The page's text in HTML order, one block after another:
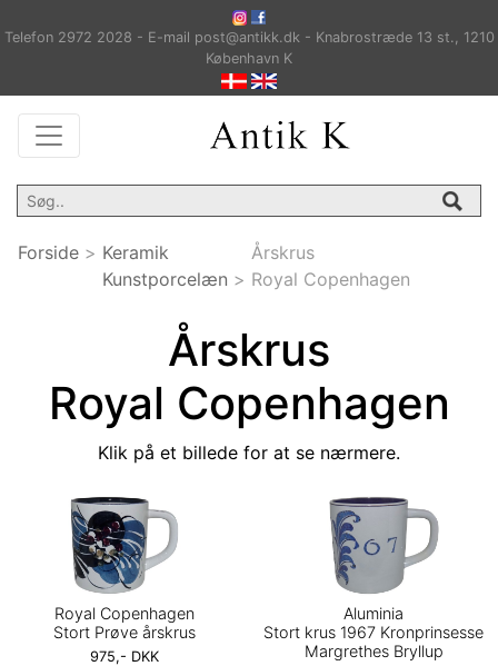
Telefon 2972 2028 - E-mail post@antikk.dk - Knabrostræde 13 st., 1210
København K
Forside > Keramik
Kunstporcelæn >
Årskrus
Royal Copenhagen
Årskrus
Royal Copenhagen
Klik på et billede for at se nærmere.
Royal Copenhagen
Stort Prøve årskrus
975,- DKK
Aluminia
Stort krus 1967 Kronprinsesse
Margrethes Bryllup